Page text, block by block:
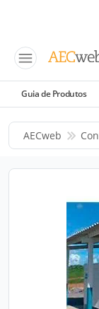
Guia de Produtos
AECweb